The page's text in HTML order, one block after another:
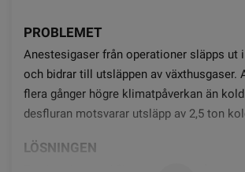
PROBLEMET
Anestesigaser från operationer släpps ut
och bidrar till utsläppen av växthusgaser.
flera gånger högre klimatpåverkan än
desfluran motsvarar utsläpp av 2,5 ton
LÖSNINGEN